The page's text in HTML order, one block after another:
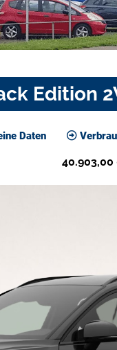
Edition
Daten
40.903,00